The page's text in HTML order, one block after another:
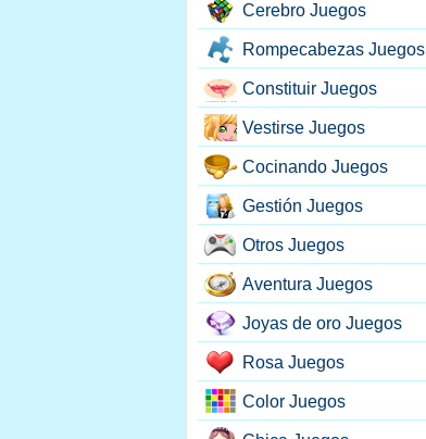
Cerebro Juegos
Rompecabezas Juegos
Constituir Juegos
Vestirse Juegos
Cocinando Juegos
Gestión Juegos
Otros Juegos
Aventura Juegos
Joyas de oro Juegos
Rosa Juegos
Color Juegos